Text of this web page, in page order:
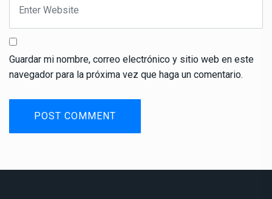
Guardar mi nombre, correo electrónico y sitio web en este
navegador para la próxima vez que haga un comentario.